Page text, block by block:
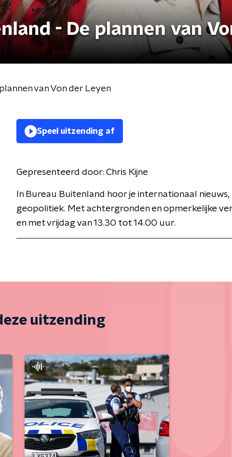
- De plannen van
van Von der Leyen
Speel uitzending af
Gepresenteerd door: Chris Kijne
In Bureau Buitenland hoor je internationaal
geopolitiek. Met achtergronden en opmerkelijke
en met vrijdag van 13.30 tot 14.00 uur.
uitzending